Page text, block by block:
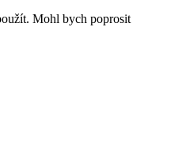
Mohl bych poprosit